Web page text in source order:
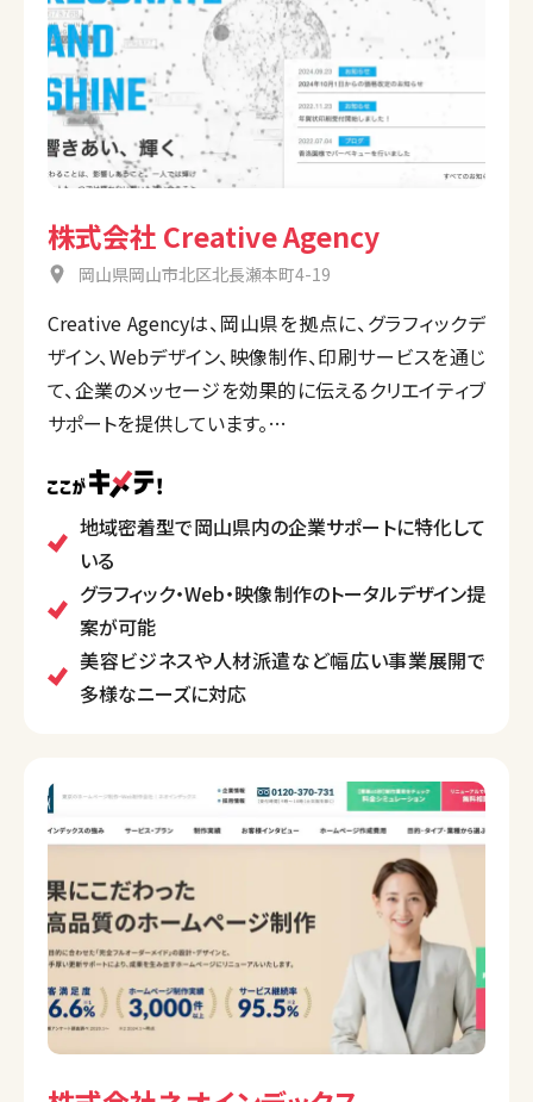
株式会社 Creative Agency
岡山県岡山市北区北長瀬本町4-19
Creative Agencyは、岡山県を拠点に、グラフィックデ
ザイン、Webデザイン、映像制作、印刷サービスを通じ
て、企業のメッセージを効果的に伝えるクリエイティブ
サポートを提供しています。
ら印刷、デジタルメディアまで一貫して手掛けること
で、クライアントの想いやブランド価値を最大限に引き
出します。
また、人材派遣や美容ビジネスにも展開し、多角的な
サービスで地域社会の発展に貢献しています。
地域密着型で岡山県内の企業サポートに特化して
いる
グラフィック・Web・映像制作のトータルデザイン提
案が可能
美容ビジネスや人材派遣など幅広い事業展開で
多様なニーズに対応